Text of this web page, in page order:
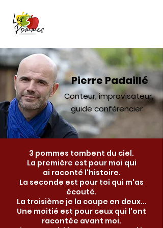
Pierre Padaillé
Conteur, improvisateur,
guide conférencier
3 pommes tombent du ciel.
La première est pour moi qui
ai raconté l'histoire.
La seconde est pour toi qui m'as
écouté.
La troisième je la coupe en deux...
Une moitié est pour ceux qui l'ont
racontée avant moi.